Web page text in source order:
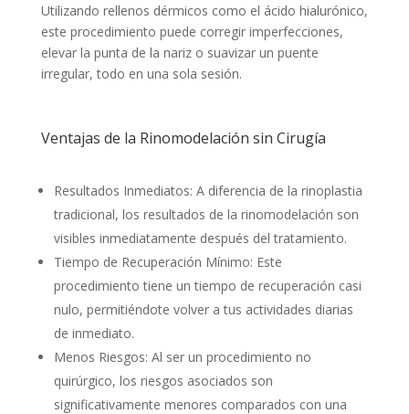
Utilizando rellenos dérmicos como el ácido hialurónico,
este procedimiento puede corregir imperfecciones,
elevar la punta de la nariz o suavizar un puente
irregular, todo en una sola sesión.
Ventajas de la Rinomodelación sin Cirugía
Resultados Inmediatos: A diferencia de la rinoplastia
tradicional, los resultados de la rinomodelación son
visibles inmediatamente después del tratamiento.
Tiempo de Recuperación Mínimo: Este
procedimiento tiene un tiempo de recuperación casi
nulo, permitiéndote volver a tus actividades diarias
de inmediato.
Menos Riesgos: Al ser un procedimiento no
quirúrgico, los riesgos asociados son
significativamente menores comparados con una